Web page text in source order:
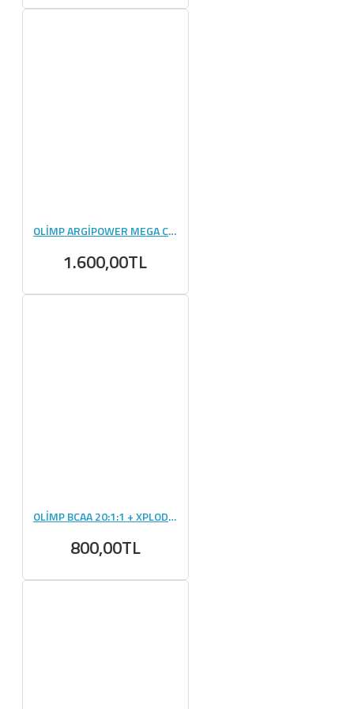
OLİMP ARGİPOWER MEGA CAPS - 120 KAPSÜL
1.600,00TL
OLİMP BCAA 20:1:1 + XPLODE POWDER 200 GR
800,00TL